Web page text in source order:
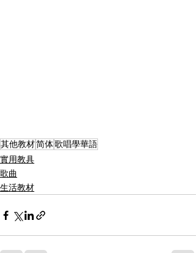
其他教材简体歌唱學華語
實用教具
歌曲
生活教材